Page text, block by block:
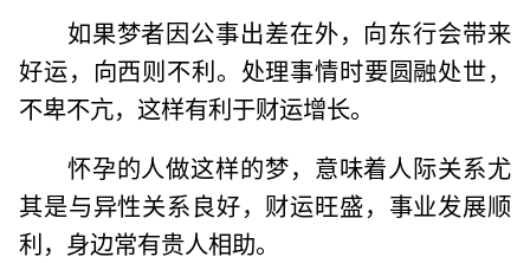
如果梦者因公事出差在外，向东行会带来
好运，向西则不利。处理事情时要圆融处世，
不卑不亢，这样有利于财运增长。
怀孕的人做这样的梦，意味着人际关系尤
其是与异性关系良好，财运旺盛，事业发展顺
利，身边常有贵人相助。